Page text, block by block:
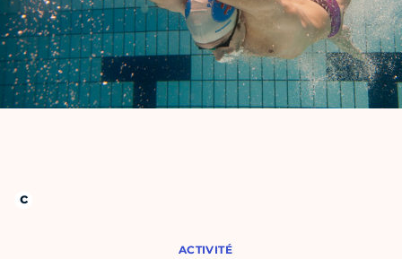
ACTIVITÉ